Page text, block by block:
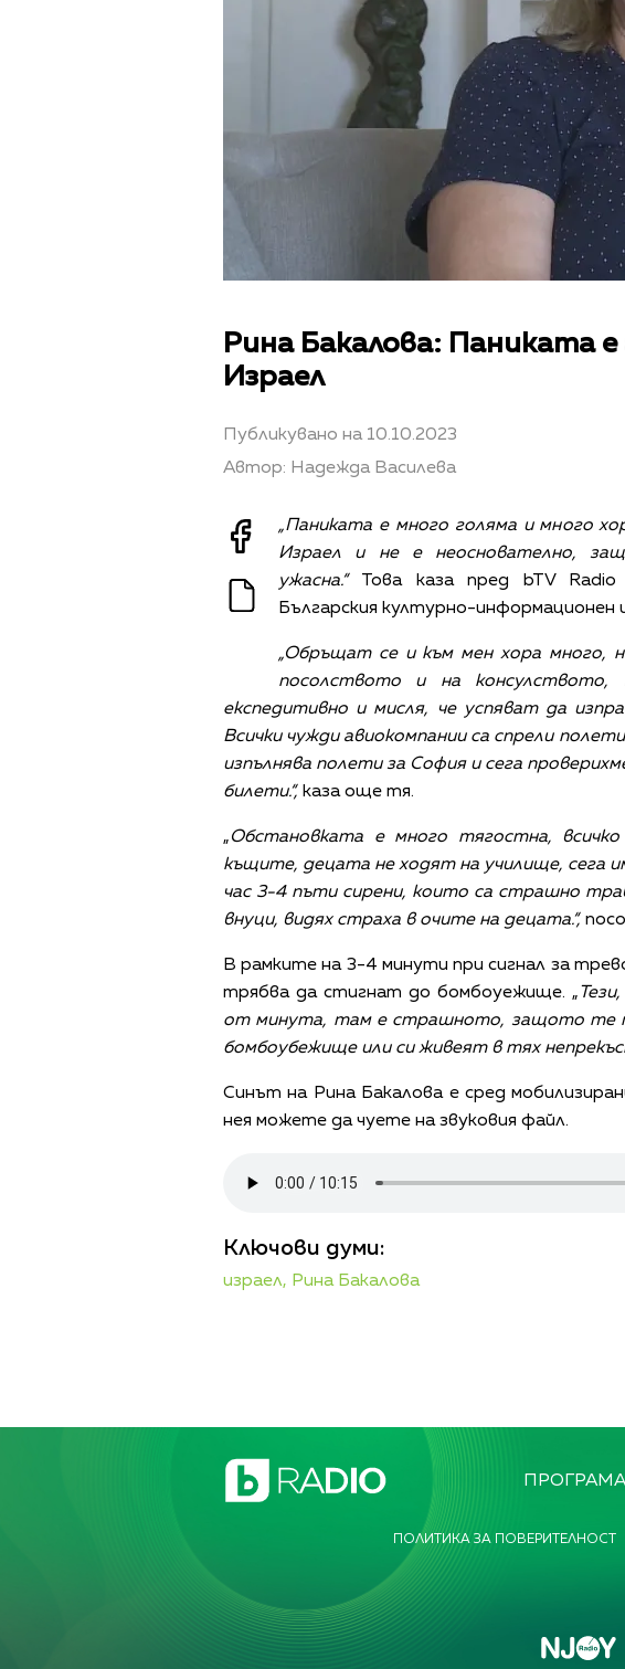
Рина Бакалова: Паниката
Израел
Публикувано на 10.10.2023
Автор: Надежда Василева
„Паниката е много голяма и много
Израел и не е неоснователно,
ужасна.“Това каза пред bTV Radio
Българския културно-информационен
„Обръщат се и към мен хора много,
посолството и на
експедитивно и мисля, че успяват да
Всички чужди авиокомпании са спрели
изпълнява полети за София и сега
билети.“, каза още тя.
„Обстановката е много тягостна,
къщите, децата не ходят на училище, сега
час 3-4 пъти сирени, които са страшно
внуци, видях страха в очите на децата.“,
В рамките на 3-4 минути при сигнал за
трябва да стигнат до бомбоуежище. „
от минута, там е страшното, защото те
бомбоубежище или си живеят в тях
Синът на Рина Бакалова е сред
нея можете да чуете на звуковия файл.
Ключови думи:
израел, Рина Бакалова
ПРОГРАМА
ПОЛИТИКА ЗА ПОВЕРИТЕЛНОСТ